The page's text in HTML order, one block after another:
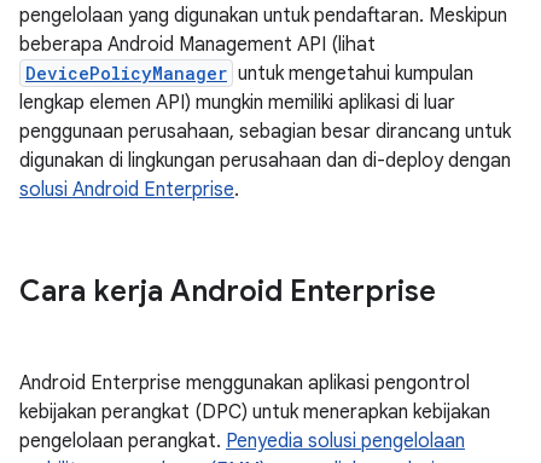
pengelolaan yang digunakan untuk pendaftaran. Meskipun
beberapa Android Management API (lihat
DevicePolicyManager untuk mengetahui kumpulan
lengkap elemen API) mungkin memiliki aplikasi di luar
penggunaan perusahaan, sebagian besar dirancang untuk
digunakan di lingkungan perusahaan dan di-deploy dengan
solusi Android Enterprise.
Cara kerja Android Enterprise
Android Enterprise menggunakan aplikasi pengontrol
kebijakan perangkat (DPC) untuk menerapkan kebijakan
pengelolaan perangkat. Penyedia solusi pengelolaan